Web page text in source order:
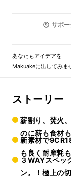
サポ
あなたもアイデアを
Makuakeに出してみま
ストーリー
薪割り、焚火
のに薪も食材
新素材で
も良く耐摩耗
３WAYスペッ
ン。！極上の